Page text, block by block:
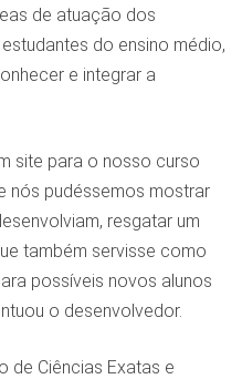
de atuação dos
do ensino médio,
e integrar a
site para o nosso curso
nós pudéssemos mostrar
resgatar um
também servisse como
possíveis novos alunos
o desenvolvedor.
de Ciências Exatas e